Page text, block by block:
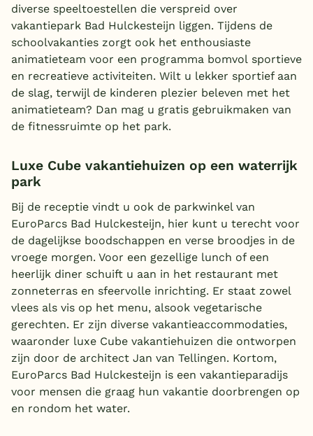
diverse speeltoestellen die verspreid over
vakantiepark Bad Hulckesteijn liggen. Tijdens de
schoolvakanties zorgt ook het enthousiaste
animatieteam voor een programma bomvol sportieve
en recreatieve activiteiten. Wilt u lekker sportief aan
de slag, terwijl de kinderen plezier beleven met het
animatieteam? Dan mag u gratis gebruikmaken van
de fitnessruimte op het park.
Luxe Cube vakantiehuizen op een waterrijk
park
Bij de receptie vindt u ook de parkwinkel van
EuroParcs Bad Hulckesteijn, hier kunt u terecht voor
de dagelijkse boodschappen en verse broodjes in de
vroege morgen. Voor een gezellige lunch of een
heerlijk diner schuift u aan in het restaurant met
zonneterras en sfeervolle inrichting. Er staat zowel
vlees als vis op het menu, alsook vegetarische
gerechten. Er zijn diverse vakantieaccommodaties,
waaronder luxe Cube vakantiehuizen die ontworpen
zijn door de architect Jan van Tellingen. Kortom,
EuroParcs Bad Hulckesteijn is een vakantieparadijs
voor mensen die graag hun vakantie doorbrengen op
en rondom het water.